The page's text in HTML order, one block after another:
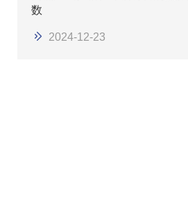
数
2024-12-23